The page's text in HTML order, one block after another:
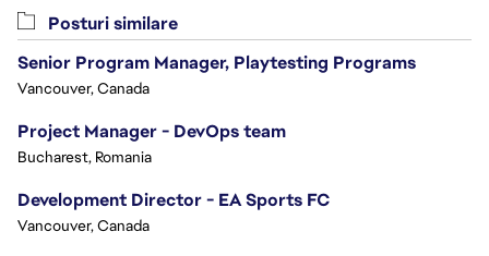
Posturi similare
Senior Program Manager, Playtesting Programs
Vancouver, Canada
Project Manager - DevOps team
Bucharest, Romania
Development Director - EA Sports FC
Vancouver, Canada